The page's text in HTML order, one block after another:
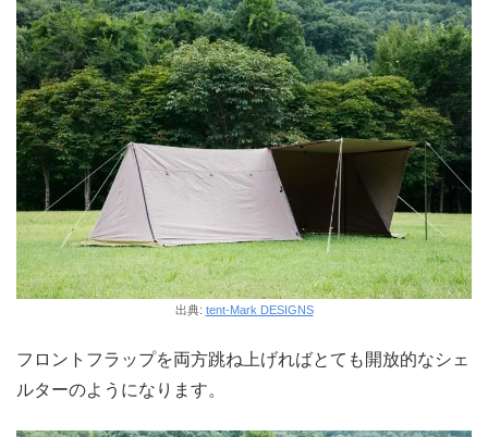
出典: tent-Mark DESIGNS
フロントフラップを両方跳ね上げればとても開放的なシェ
ルターのようになります。